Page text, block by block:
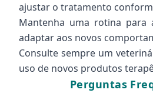
ajustar o tratamento
Mantenha uma rotina para
adaptar aos novos
Consulte sempre um
uso de novos produtos
Perguntas